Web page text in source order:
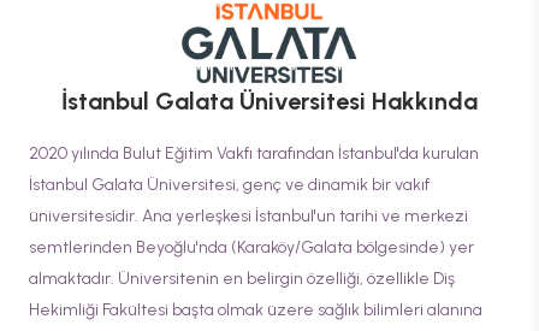
İstanbul Galata Üniversitesi Hakkında
2020 yılında Bulut Eğitim Vakfı tarafından İstanbul'da kurulan
İstanbul Galata Üniversitesi, genç ve dinamik bir vakıf
üniversitesidir. Ana yerleşkesi İstanbul'un tarihi ve merkezi
semtlerinden Beyoğlu'nda (Karaköy/Galata bölgesinde) yer
almaktadır. Üniversitenin en belirgin özelliği, özellikle Diş
Hekimliği Fakültesi başta olmak üzere sağlık bilimleri alanına